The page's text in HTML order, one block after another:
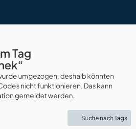
Tag
umgezogen, deshalb könnten
nicht funktionieren. Das kann
gemeldet werden.
Suche nach Tags